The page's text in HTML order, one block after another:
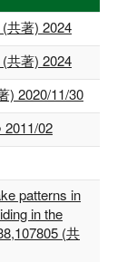
共著) 2024
共著) 2024
) 2020/11/30
02
patterns in
in the
(共